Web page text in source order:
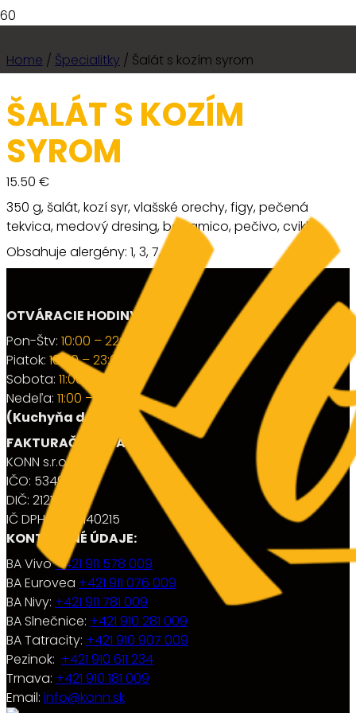
Home / Špecialitky / Šalát s kozím syrom
ŠALÁT S KOZÍM
SYROM
15.50 €
350 g, šalát, kozí syr, vlašské orechy, figy, pečená
tekvica, medový dresing, balsamico, pečivo, cvikla
Obsahuje alergény: 1, 3, 7, 8, 10
OTVÁRACIE HODINY:
Pon-Štv: 10:00 – 22:30
Piatok: 10:00 – 23:00
Sobota: 11:00 – 23:00
Nedeľa: 11:00 – 22:30
(Kuchyňa do 22:00)
FAKTURAČNÉ ÚDAJE
KONN s.r.o.
IČO: 53499794
DIČ: 2121402151
IČ DPH: SK212140215
KONTAKTNÉ ÚDAJE:
BA Vivo+421 911 578 009
BA Eurovea +421 911 076 009
BA Nivy: +421 911 781 009
BA Slnečnice: +421 910 281 009
BA Tatracity: +421 910 907 009
Pezinok: +421 910 611 234
Trnava: +421 910 181 009
Email: info@konn.sk